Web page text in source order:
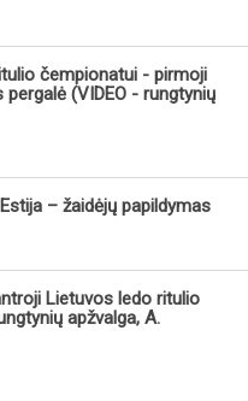
čempionatui - pirmoji
(VIDEO - rungtynių
– žaidėjų papildymas
Lietuvos ledo ritulio
apžvalga, A.